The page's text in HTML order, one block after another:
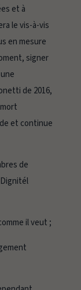
et à
le vis-à-vis
en mesure
signer
de 2016,
et continue
de
l
il veut ;